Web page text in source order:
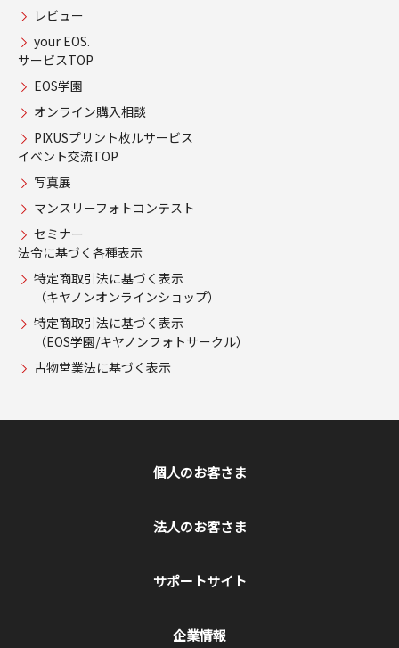
レビュー
your EOS.
サービスTOP
EOS学園
オンライン購入相談
PIXUSプリント枚ルサービス
イベント交流TOP
写真展
マンスリーフォトコンテスト
セミナー
法令に基づく各種表示
特定商取引法に基づく表示
（キヤノンオンラインショップ）
特定商取引法に基づく表示
（EOS学園/キヤノンフォトサークル）
古物営業法に基づく表示
個人のお客さま
法人のお客さま
サポートサイト
企業情報